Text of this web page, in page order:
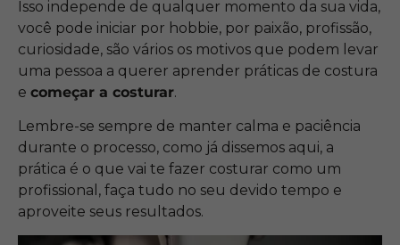
Isso independe de qualquer momento da sua vida,
você pode iniciar por hobbie, por paixão, profissão,
curiosidade, são vários os motivos que podem levar
uma pessoa a querer aprender práticas de costura
e começar a costurar.
Lembre-se sempre de manter calma e paciência
durante o processo, como já dissemos aqui, a
prática é o que vai te fazer costurar como um
profissional, faça tudo no seu devido tempo e
aproveite seus resultados.